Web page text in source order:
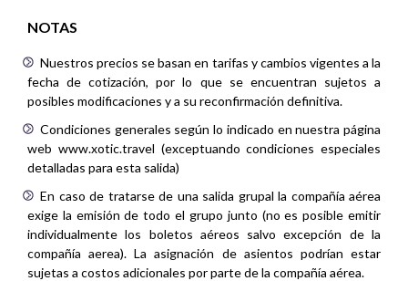
NOTAS
Nuestros precios se basan en tarifas y cambios vigentes a la
fecha de cotización, por lo que se encuentran sujetos a
posibles modificaciones y a su reconfirmación definitiva.
Condiciones generales según lo indicado en nuestra página
web www.xotic.travel (exceptuando condiciones especiales
detalladas para esta salida)
En caso de tratarse de una salida grupal la compañía aérea
exige la emisión de todo el grupo junto (no es posible emitir
individualmente los boletos aéreos salvo excepción de la
compañía aerea). La asignación de asientos podrían estar
sujetas a costos adicionales por parte de la compañía aérea.